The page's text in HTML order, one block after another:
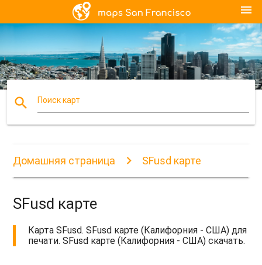
menu
search Поиск карт
Домашняя страница SFusd карте
SFusd карте
Карта SFusd. SFusd карте (Калифорния - США) для
печати. SFusd карте (Калифорния - США) скачать.